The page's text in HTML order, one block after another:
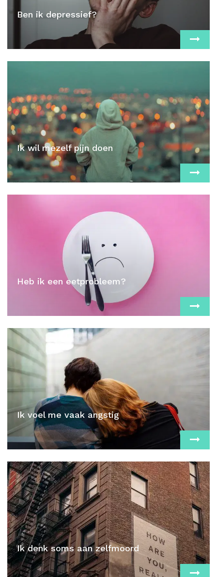
Ben ik depressief?
Ik wil mezelf pijn doen
Heb ik een eetprobleem?
Ik voel me vaak angstig
Ik denk soms aan zelfmoord